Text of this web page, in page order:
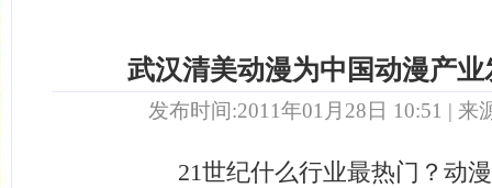
武汉清美动漫为中国动漫产
发布时间:2011年01月28日 10:51 | 来
21世纪什么行业最热门？动漫产